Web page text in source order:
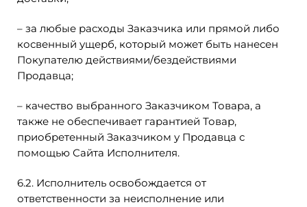
– за любые расходы Заказчика или прямой либо
косвенный ущерб, который может быть нанесен
Покупателю действиями/бездействиями
Продавца;
– качество выбранного Заказчиком Товара, а
также не обеспечивает гарантией Товар,
приобретенный Заказчиком у Продавца с
помощью Сайта Исполнителя.
6.2. Исполнитель освобождается от
ответственности за неисполнение или